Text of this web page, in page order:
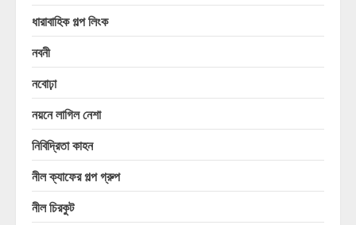
ধারাবাহিক গল্প লিংক
নবনী
নবোঢ়া
নয়নে লাগিল নেশা
নিবিদ্রিতা কাহন
নীল ক্যাফের গল্প গ্রুপ
নীল চিরকুট